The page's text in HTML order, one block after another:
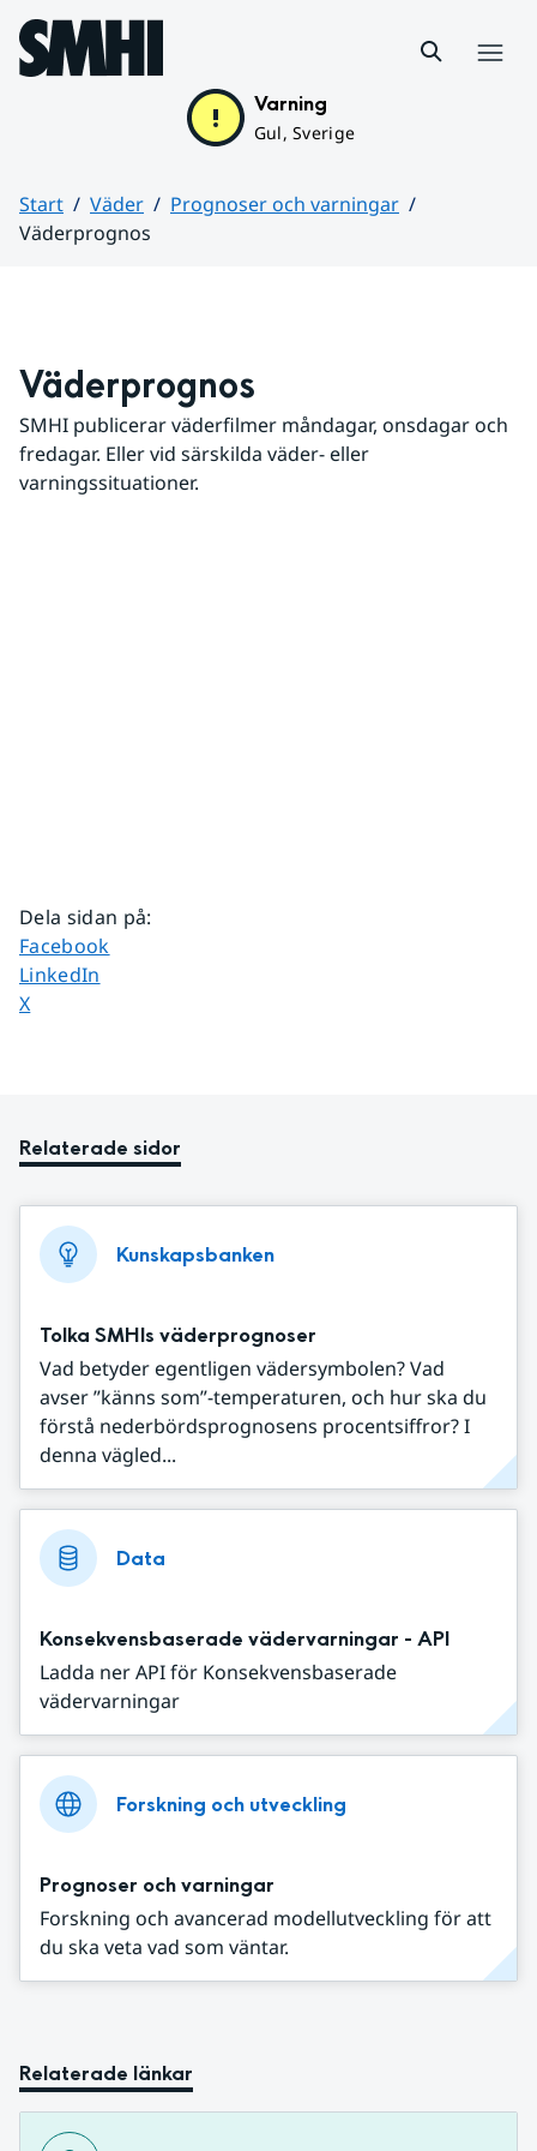
Hoppa till sidans innehåll
Varning
Gul, Sverige
Start Väder
Prognoser och varningar
Väderprognos
Väderprognos
SMHI publicerar väderfilmer måndagar, onsdagar och
fredagar. Eller vid särskilda väder- eller
varningssituationer.
Dela sidan på:
Dela sidan på
Facebook
Dela sidan på
LinkedIn
Dela sidan på
X
Relaterade sidor
Kunskapsbanken
Tolka SMHIs väderprognoser
Vad betyder egentligen vädersymbolen? Vad
avser ”känns som”-temperaturen, och hur ska du
förstå nederbördsprognosens procentsiffror? I
denna vägled...
Data
Konsekvensbaserade vädervarningar - API
Ladda ner API för Konsekvensbaserade
vädervarningar
Forskning och utveckling
Prognoser och varningar
Forskning och avancerad modellutveckling för att
du ska veta vad som väntar.
Relaterade länkar